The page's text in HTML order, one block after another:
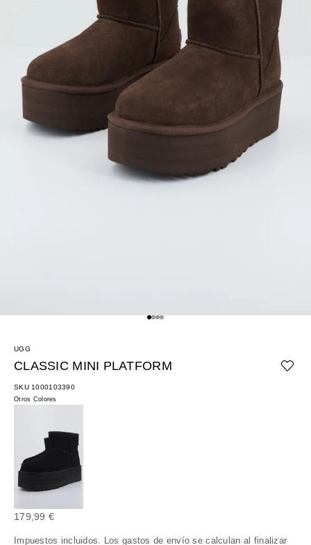
Ir al artículo 1
Ir al artículo 2
Ir al artículo 3
Ir al artículo 4
UGG
CLASSIC MINI PLATFORM
SKU 1000103390
Otros Colores
Precio de oferta
179,99 €
Impuestos incluidos. Los gastos de envío se calculan al finalizar